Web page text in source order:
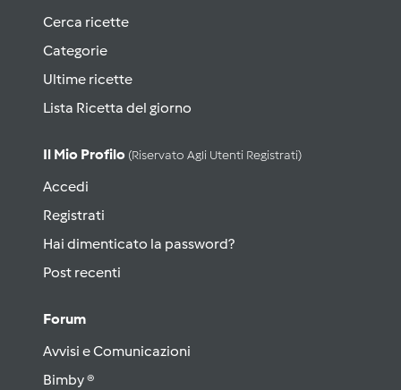
Cerca ricette
Categorie
Ultime ricette
Lista Ricetta del giorno
Il Mio Profilo (riservato Agli Utenti Registrati)
Accedi
Registrati
Hai dimenticato la password?
Post recenti
Forum
Avvisi e Comunicazioni
Bimby ®